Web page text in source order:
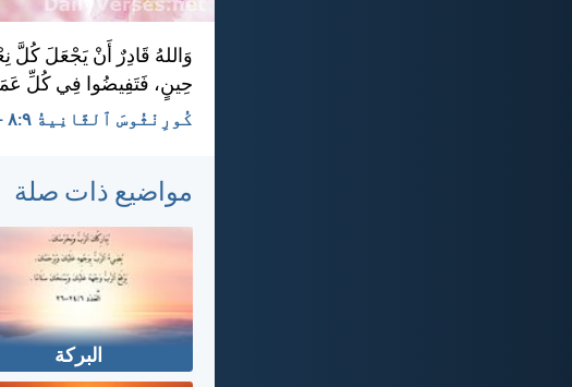
وَاللهُ قَادِرٌ أَنْ يَجْعَلَ
حِينٍ، فَتَفِيضُوا فِي كُلِّ
كُورِنْثُوسَ ٱلثَّانِيةُ ٩:‏٨ - KEH
مواضيع ذات صلة
البركة